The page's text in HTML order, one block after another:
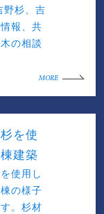
野杉、吉
報、共
の相談
MORE
を使
建築
使用し
の様子
。杉材